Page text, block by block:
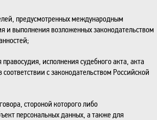
предусмотренных международным
и выполнения возложенных законодательством
исполнения судебного акта, акта
с законодательством Российской
стороной которого либо
персональных данных, а также для